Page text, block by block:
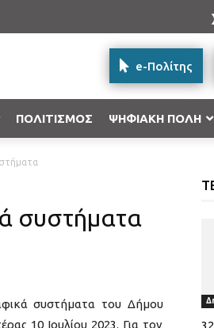
e-Πολίτης
βάπτισης στο Ληξιαρχείο
2014-2020»
ΠΟΛΙΤΙΣΜΟΣ ΨΗΦΙΑΚΗ ΠΟΛΗ
συστήματα
συστήματα του Δήμου
10 Ιουλίου 2023. Για τον